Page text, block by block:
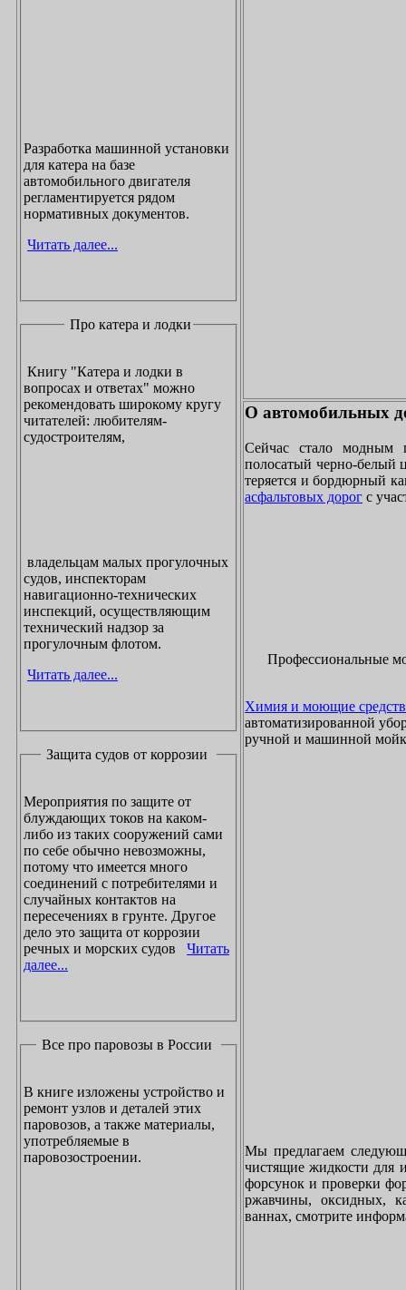
Разработка машинной установки
для катера на базе
автомобильного двигателя
регламентируется рядом
нормативных документов.
Читать далее...
Про катера и лодки
Книгу "Катера и лодки в
вопросах и ответах" можно
рекомендовать широкому кругу
читателей: любителям-
судостроителям,
владельцам малых прогулочных
судов, инспекторам
навигационно-технических
инспекций, осуществляющим
технический надзор за
прогулочным флотом.
Читать далее...
Защита судов от коррозии
Мероприятия по защите от
блуждающих токов на каком-
либо из таких сооружений сами
по себе обычно невозможны,
потому что имеется много
соединений с потребителями и
случайных контактов на
пересечениях в грунте. Другое
дело это защита от коррозии
речных и морских судов Читать
далее...
Все про паровозы в России
В книге изложены устройство и
ремонт узлов и деталей этих
паровозов, а также материалы,
употребляемые в
паровозостроении.
О автомобильных
Сейчас стало модным
полосатый черно-белый
теряется и бордюрный
асфальтовых дорог с
Профессиональные
Химия и моющие
автоматизированной
ручной и машинной
Мы предлагаем
чистящие жидкости для
форсунок и проверки
ржавчины, оксидных,
ваннах, смотрите